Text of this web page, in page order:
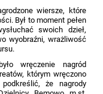
wiersze, które
Był to moment pełen
swoich dzieł,
wyobraźni, wrażliwość
wręczenie nagród
którym wręczono
że nagrody